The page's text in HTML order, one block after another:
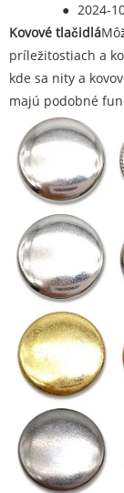
● 2024-
Kovové tlačidlá
príležitostiach a
kde sa nity a
majú podobné